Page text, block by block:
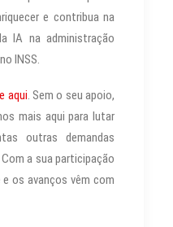
e contribua na
IA na administração
INSS.
aqui. Sem o seu apoio,
mais aqui para lutar
outras demandas
a sua participação
os avanços vêm com